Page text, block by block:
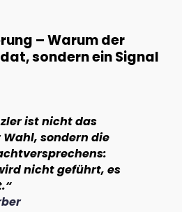
– Warum der
sondern ein Signal
ist nicht das
sondern die
nicht geführt, es